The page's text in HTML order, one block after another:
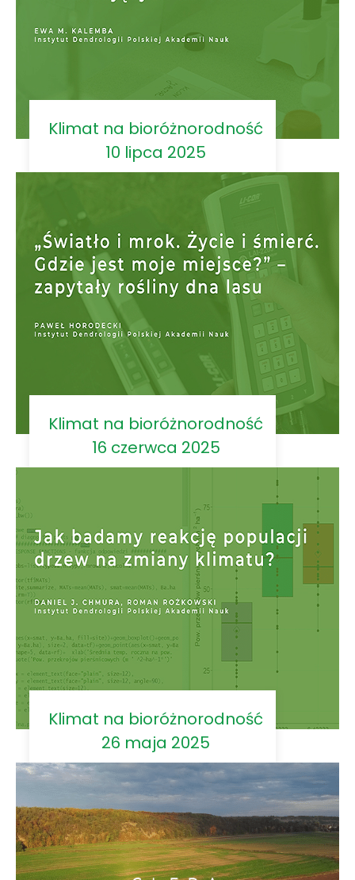
Klimat na bioróżnorodność
10 lipca 2025
Klimat na bioróżnorodność
16 czerwca 2025
Klimat na bioróżnorodność
26 maja 2025